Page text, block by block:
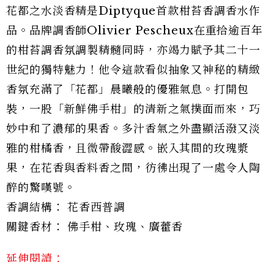
花都之水淡香精是Diptyque首款柑苔香調香水作
品。品牌調香師Olivier Pescheux在重拾逾百年
的柑苔調香氛調製精髓同時，亦竭力賦予其二十一
世紀的獨特魅力！他令這款看似抽象又神秘的精緻
香氛充滿了「花都」晨曦般的優雅氣息。打開包
裝，一股「新鮮佛手柑」的清新之氣撲面而來，巧
妙中和了濃郁的果香。多汁香氣之外盡顯活潑又淡
雅的柑橘香，且微帶酸澀感。嵌入其間的玫瑰漿
果，在花香與香料香之間，彷彿出現了一處令人陶
醉的驚嘆號。
香調結構： 花香西普調
關鍵香材： 佛手柑、玫瑰、廣藿香
延伸閱讀：